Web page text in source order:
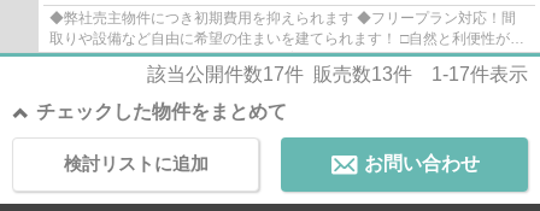
◆弊社売主物件につき初期費用を抑えられます ◆フリープラン対応！間
取りや設備など自由に希望の住まいを建てられます！ □自然と利便性が調
和した街並みです♪ □コミュニティを育む5Mの...
該当公開件数17件 販売数13件 1-17件表示
チェックした物件をまとめて
お問い合わせ
検討リストに追加